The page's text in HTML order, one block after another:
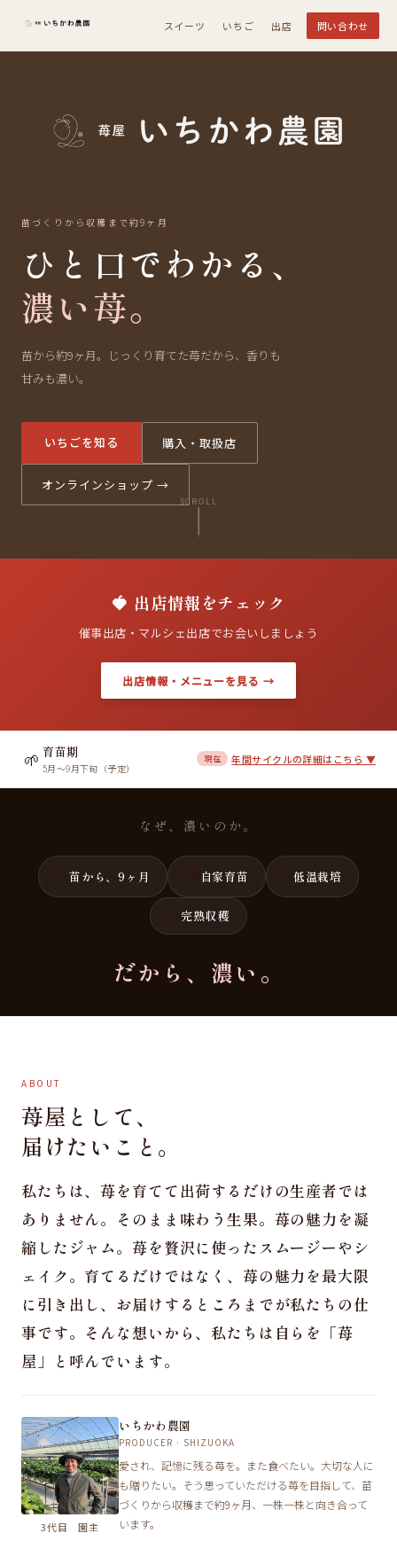
スイーツ いちご 出店 問い合わせ
苗づくりから収穫まで約9ヶ月
ひと口でわかる、
濃い苺。
苗から約9ヶ月。じっくり育てた苺だから、香りも
甘みも濃い。
いちごを知る 購入・取扱店
オンラインショップ →
SCROLL
🍓 出店情報をチェック
催事出店・マルシェ出店でお会いしましょう
出店情報・メニューを見る →
🌱 育苗期
5月〜9月下旬（予定）
現在 年間サイクルの詳細はこちら ▼
なぜ、濃いのか。
🌱苗から、9ヶ月 自家育苗 低温栽培
完熟収穫
だから、濃い。
ABOUT
苺屋として、
届けたいこと。
私たちは、苺を育てて出荷するだけの生産者では
ありません。そのまま味わう生果。苺の魅力を凝
縮したジャム。苺を贅沢に使ったスムージーやシ
ェイク。育てるだけではなく、苺の魅力を最大限
に引き出し、お届けするところまでが私たちの仕
事です。そんな想いから、私たちは自らを「苺
屋」と呼んでいます。
3代目 園主
いちかわ農園
PRODUCER · SHIZUOKA
愛され、記憶に残る苺を。また食べたい。大切な人に
も贈りたい。そう思っていただける苺を目指して、苗
づくりから収穫まで約9ヶ月、一株一株と向き合って
います。